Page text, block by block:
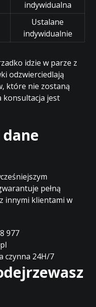
indywidualna
Ustalane
indywidualnie
idzie w parze z
odzwierciedlają
które nie zostaną
konsultacja jest
pełną
innymi klientami w
977
czynna 24H/7